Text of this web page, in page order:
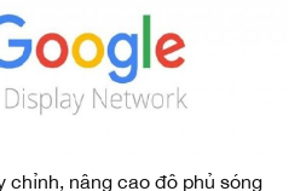
chỉnh, nâng cao độ phủ sóng